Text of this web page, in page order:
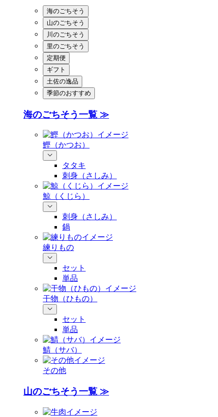
海のごちそう
山のごちそう
川のごちそう
里のごちそう
定期便
ギフト
土佐の逸品
季節のおすすめ
海のごちそう一覧 ≫
鰹（かつお）
タタキ
刺身（さしみ）
鯨（くじら）
刺身（さしみ）
鍋
練りもの
セット
単品
干物（ひもの）
セット
単品
鯖（サバ）
その他
山のごちそう一覧 ≫